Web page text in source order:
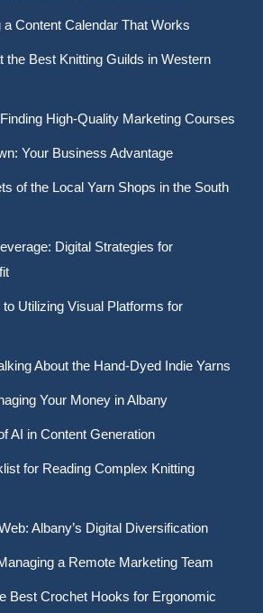
Content Calendar That Works
the Best Knitting Guilds in Western
High-Quality Marketing Courses
Your Business Advantage
of the Local Yarn Shops in the South
Digital Strategies for
to Utilizing Visual Platforms for
About the Hand-Dyed Indie Yarns
Your Money in Albany
AI in Content Generation
for Reading Complex Knitting
Albany’s Digital Diversification
a Remote Marketing Team
Best Crochet Hooks for Ergonomic